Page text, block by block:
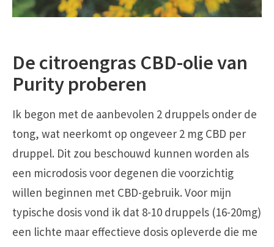
De citroengras CBD-olie van
Purity proberen
Ik begon met de aanbevolen 2 druppels onder de
tong, wat neerkomt op ongeveer 2 mg CBD per
druppel. Dit zou beschouwd kunnen worden als
een microdosis voor degenen die voorzichtig
willen beginnen met CBD-gebruik. Voor mijn
typische dosis vond ik dat 8-10 druppels (16-20mg)
een lichte maar effectieve dosis opleverde die me